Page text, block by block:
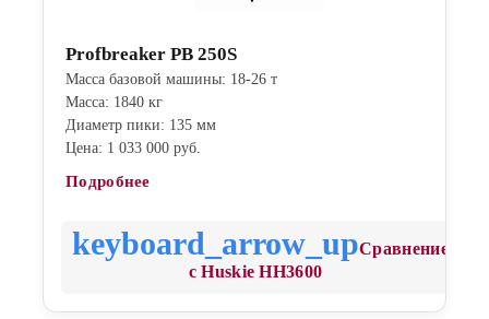
Profbreaker PB 250S
Масса базовой машины: 18-26 т
Масса: 1840 кг
Диаметр пики: 135 мм
Цена: 1 033 000 руб.
Подробнее
Сравнение
с Huskie HH3600